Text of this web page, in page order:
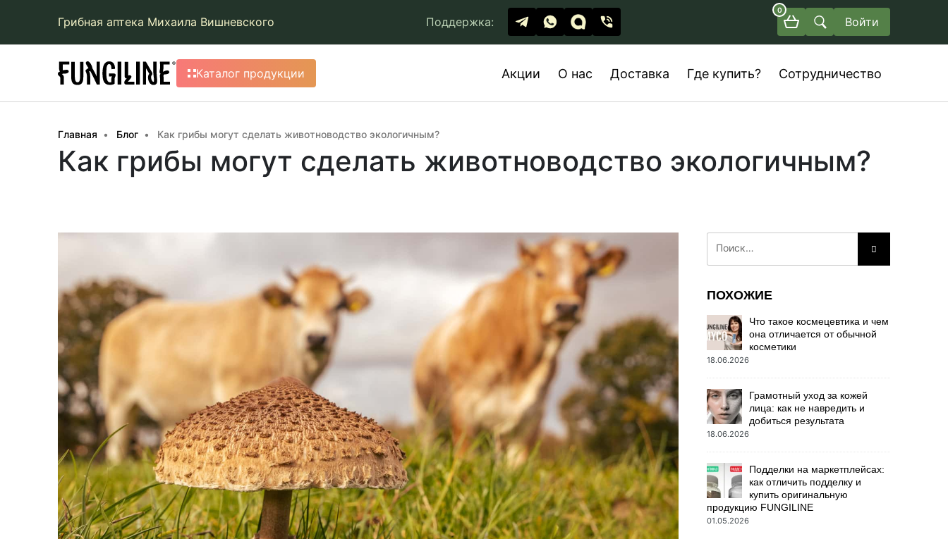
Грибная аптека Михаила Вишневского Поддержка:
0
Войти
Каталог продукции Акции О нас Доставка Где купить? Сотрудничество
Главная Блог Как грибы могут сделать животноводство экологичным?
Как грибы могут сделать животноводство экологичным?
ПОХОЖИЕ
Что такое космецевтика и чем
она отличается от обычной
косметики
18.06.2026
Грамотный уход за кожей
лица: как не навредить и
добиться результата
18.06.2026
Подделки на маркетплейсах:
как отличить подделку и
купить оригинальную
продукцию FUNGILINE
01.05.2026